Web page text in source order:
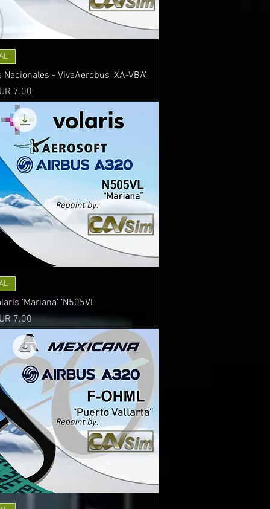
- VivaAerobus ‘XA-VBA’
7.00
‘Mariana’ ‘N505VL’
7.00